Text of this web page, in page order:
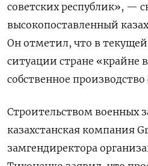
советских республик», —
высокопоставленный
Он отметил, что в
ситуации стране «крайне
собственное производство
Строительством военных
казахстанская компания
замгендиректора